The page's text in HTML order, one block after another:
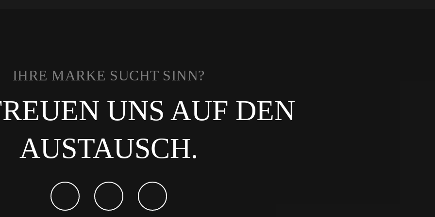
IHRE MARKE SUCHT SINN?
UNS AUF DEN
AUSTAUSCH.